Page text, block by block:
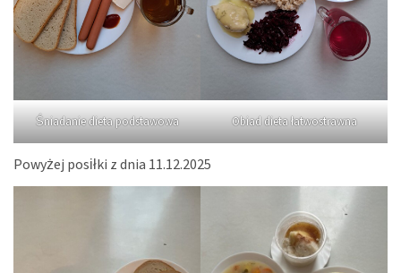
Śniadanie dieta podstawowa Obiad dieta łatwostrawna
Powyżej posiłki z dnia 11.12.2025